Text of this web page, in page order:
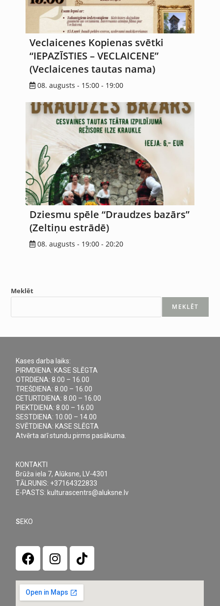
Veclaicenes Kopienas svētki
“IEPAZĪSTIES – VECLAICENE”
(Veclaicenes tautas nama)
08. augusts - 15:00 - 19:00
Dziesmu spēle “Draudzes bazārs”
(Zeltiņu estrādē)
08. augusts - 19:00 -20:20
Meklēt
MEKLĒT
Kases darba laiks:
PIRMDIENA: KASE SLĒGTA
OTRDIENA: 8.00 – 16.00
TREŠDIENA: 8.00 – 16.00
CETURTDIENA: 8.00 – 16.00
PIEKTDIENA: 8.00 – 16.00
SESTDIENA: 10.00 – 14.00
SVĒTDIENA: KASE SLĒGTA
Atvērta arī stundu pirms pasākuma.
KONTAKTI
Brūža iela 7, Alūksne, LV-4301
TĀLRUNIS: +37164322833
E-PASTS: kulturascentrs@aluksne.lv
SEKO